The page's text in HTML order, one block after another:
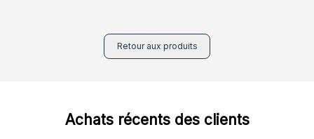
Retour aux produits
Achats récents des clients